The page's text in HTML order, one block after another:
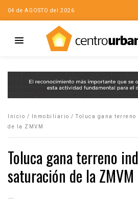
04 de AGOSTO del 2026
Inicio / Inmobiliario /Toluca gana
de la ZMVM
Toluca gana terreno
saturación de la ZMVM